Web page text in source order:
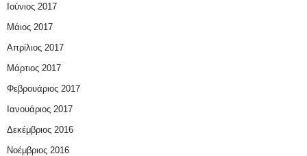
Ιούνιος 2017
Μάιος 2017
Απρίλιος 2017
Μάρτιος 2017
Φεβρουάριος 2017
Ιανουάριος 2017
Δεκέμβριος 2016
Νοέμβριος 2016